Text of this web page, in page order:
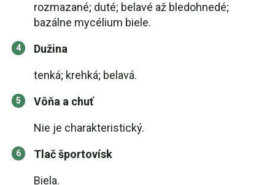
rozmazané; duté; belavé až bledohnedé;
bazálne mycélium biele.
Dužina
tenká; krehká; belavá.
Vôňa a chuť
Nie je charakteristický.
Tlač športovísk
Biela.